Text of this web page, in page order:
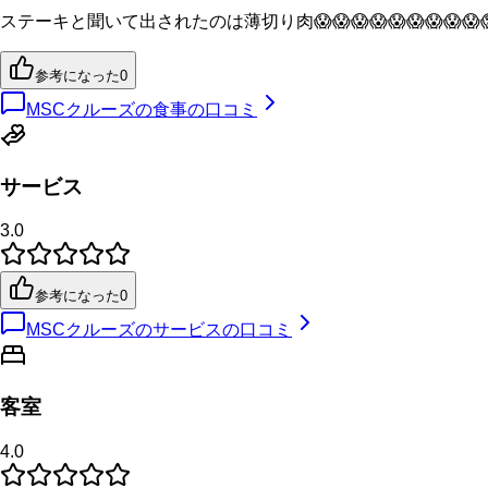
ステーキと聞いて出されたのは薄切り肉
参考になった0
MSCクルーズの食事の口コミ
サービス
3.0
参考になった0
MSCクルーズのサービスの口コミ
客室
4.0